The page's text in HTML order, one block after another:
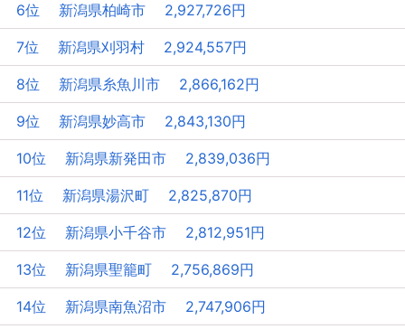
6位 新潟県柏崎市 2,927,726円
7位 新潟県刈羽村 2,924,557円
8位 新潟県糸魚川市 2,866,162円
9位 新潟県妙高市 2,843,130円
10位 新潟県新発田市 2,839,036円
11位 新潟県湯沢町 2,825,870円
12位 新潟県小千谷市 2,812,951円
13位 新潟県聖籠町 2,756,869円
14位 新潟県南魚沼市 2,747,906円